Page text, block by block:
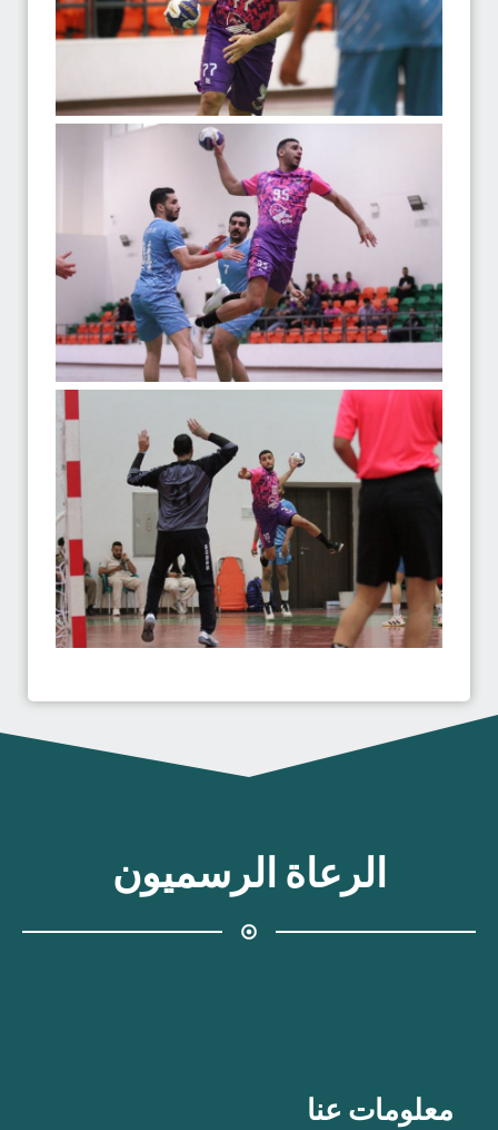
الرعاة الرسميون
معلومات عنا